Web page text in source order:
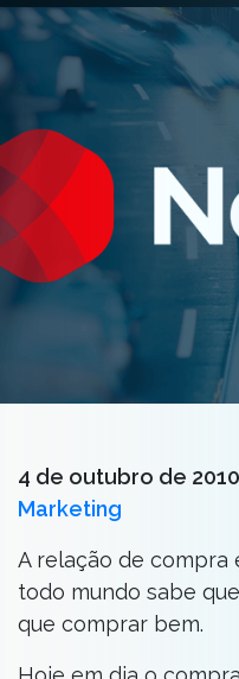
4 de outubro de 2010
Marketing
A relação de compra
todo mundo sabe
que comprar bem.